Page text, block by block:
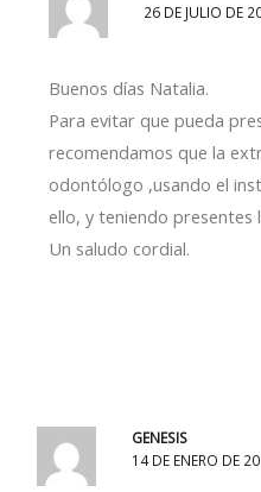
26 DE JULIO DE
Buenos días Natalia.
Para evitar que pueda
recomendamos que la
odontólogo ,usando el
ello, y teniendo presentes
Un saludo cordial.
GENESIS
14 DE ENERO DE